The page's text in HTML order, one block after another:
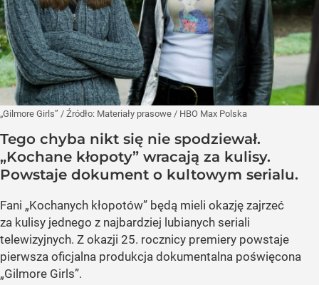
„Gilmore Girls” / Źródło: Materiały prasowe / HBO Max Polska
Tego chyba nikt się nie spodziewał.
„Kochane kłopoty” wracają za kulisy.
Powstaje dokument o kultowym serialu.
Fani „Kochanych kłopotów” będą mieli okazję zajrzeć
za kulisy jednego z najbardziej lubianych seriali
telewizyjnych. Z okazji 25. rocznicy premiery powstaje
pierwsza oficjalna produkcja dokumentalna poświęcona
„Gilmore Girls”.